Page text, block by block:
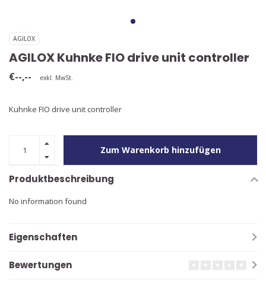
AGILOX
AGILOX Kuhnke FIO drive unit controller
€--,-- exkl. MwSt.
Kuhnke FIO drive unit controller
Zum Warenkorb hinzufügen
Produktbeschreibung
No information found
Eigenschaften
Bewertungen